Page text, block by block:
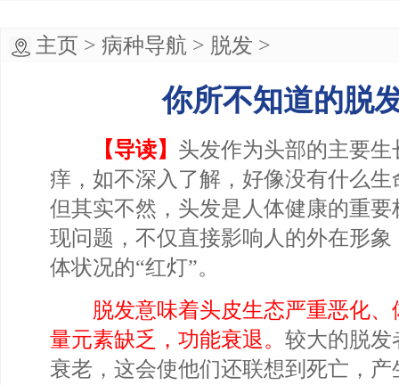
主页 > 病种导航 > 脱发 >
你所不知道的脱
【导读】 头发作为头部的主要
痒，如不深入了解，好像没有什么
但其实不然，头发是人体健康的重
现问题，不仅直接影响人的外在形
体状况的“红灯”。
脱发意味着头皮生态严重恶化、
量元素缺乏，功能衰退。 较大的脱发
衰老，这会使他们还联想到死亡，